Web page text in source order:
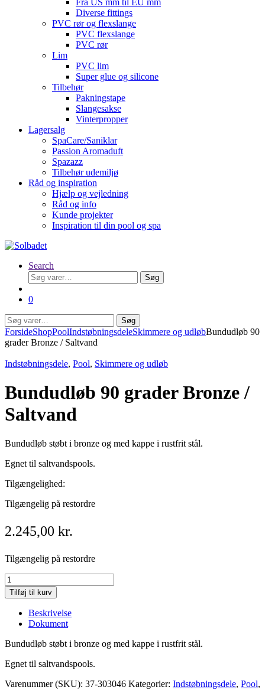
Fra US mm til EU mm
Diverse fittings
PVC rør og flexslange
PVC flexslange
PVC rør
Lim
PVC lim
Super glue og silicone
Tilbehør
Pakningstape
Slangesakse
Vinterpropper
Lagersalg
SpaCare/Saniklar
Passion Aromaduft
Spazazz
Tilbehør udemiljø
Råd og inspiration
Hjælp og vejledning
Råd og info
Kunde projekter
Inspiration til din pool og spa
Search
Søg
efter:
Søg
0
Søg
efter:
Søg
ForsideShopPoolIndstøbningsdeleSkimmere og udløbBundudløb 90
grader Bronze / Saltvand
Indstøbningsdele, Pool, Skimmere og udløb
Bundudløb 90 grader Bronze /
Saltvand
Bundudløb støbt i bronze og med kappe i rustfrit stål.
Egnet til saltvandspools.
Tilgængelighed:
Tilgængelig på restordre
2.245,00 kr.
Tilgængelig på restordre
Bundudløb
90
grader
Bronze
Saltvand
quantity
Tilføj til kurv
Beskrivelse
Dokument
Bundudløb støbt i bronze og med kappe i rustfrit stål.
Egnet til saltvandspools.
Varenummer (SKU): 37-303046 Kategorier: Indstøbningsdele, Pool,